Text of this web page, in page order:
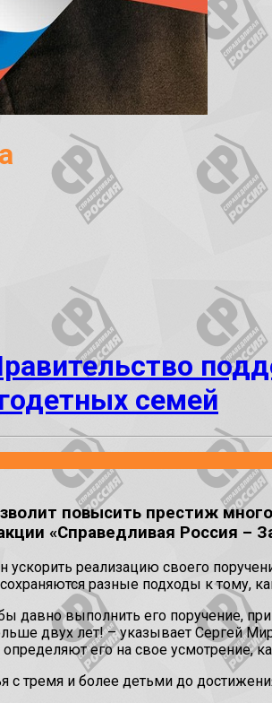
семей
повысить престиж
«Справедливая Россия –
реализацию своего
разные подходы к тому,
давно выполнить его поручение,
двух лет! – указывает Сергей
его на свое усмотрение,
с тремя и более детьми до